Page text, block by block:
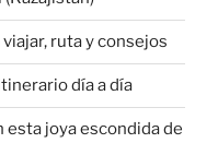
ruta y consejos
día a día
esta joya escondida de